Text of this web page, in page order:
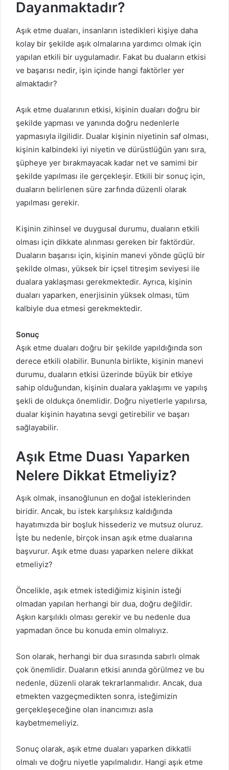
Dayanmaktadır?
Aşık etme duaları, insanların istedikleri kişiye daha
kolay bir şekilde aşık olmalarına yardımcı olmak için
yapılan etkili bir uygulamadır. Fakat bu duaların etkisi
ve başarısı nedir, işin içinde hangi faktörler yer
almaktadır?
Aşık etme dualarının etkisi, kişinin duaları doğru bir
şekilde yapması ve yanında doğru nedenlerle
yapmasıyla ilgilidir. Dualar kişinin niyetinin saf olması,
kişinin kalbindeki iyi niyetin ve dürüstlüğün yanı sıra,
şüpheye yer bırakmayacak kadar net ve samimi bir
şekilde yapılması ile gerçekleşir. Etkili bir sonuç için,
duaların belirlenen süre zarfında düzenli olarak
yapılması gerekir.
Kişinin zihinsel ve duygusal durumu, duaların etkili
olması için dikkate alınması gereken bir faktördür.
Duaların başarısı için, kişinin manevi yönde güçlü bir
şekilde olması, yüksek bir içsel titreşim seviyesi ile
dualara yaklaşması gerekmektedir. Ayrıca, kişinin
duaları yaparken, enerjisinin yüksek olması, tüm
kalbiyle dua etmesi gerekmektedir.
Sonuç
Aşık etme duaları doğru bir şekilde yapıldığında son
derece etkili olabilir. Bununla birlikte, kişinin manevi
durumu, duaların etkisi üzerinde büyük bir etkiye
sahip olduğundan, kişinin dualara yaklaşımı ve yapılış
şekli de oldukça önemlidir. Doğru niyetlerle yapılırsa,
dualar kişinin hayatına sevgi getirebilir ve başarı
sağlayabilir.
Aşık Etme Duası Yaparken
Nelere Dikkat Etmeliyiz?
Aşık olmak, insanoğlunun en doğal isteklerinden
biridir. Ancak, bu istek karşılıksız kaldığında
hayatımızda bir boşluk hissederiz ve mutsuz oluruz.
İşte bu nedenle, birçok insan aşık etme dualarına
başvurur. Aşık etme duası yaparken nelere dikkat
etmeliyiz?
Öncelikle, aşık etmek istediğimiz kişinin isteği
olmadan yapılan herhangi bir dua, doğru değildir.
Aşkın karşılıklı olması gerekir ve bu nedenle dua
yapmadan önce bu konuda emin olmalıyız.
Son olarak, herhangi bir dua sırasında sabırlı olmak
çok önemlidir. Duaların etkisi anında görülmez ve bu
nedenle, düzenli olarak tekrarlanmalıdır. Ancak, dua
etmekten vazgeçmedikten sonra, isteğimizin
gerçekleşeceğine olan inancımızı asla
kaybetmemeliyiz.
Sonuç olarak, aşık etme duaları yaparken dikkatli
olmalı ve doğru niyetle yapılmalıdır. Hangi aşık etme